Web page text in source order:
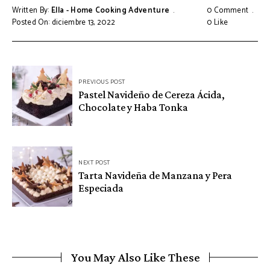
Written By: Ella - Home Cooking Adventure
Posted On: diciembre 13, 2022
0 Comment
0Like
Navegación
de
entradas
PREVIOUS POST
Pastel Navideño de Cereza Ácida,
Chocolate y Haba Tonka
NEXT POST
Tarta Navideña de Manzana y Pera
Especiada
You May Also Like These